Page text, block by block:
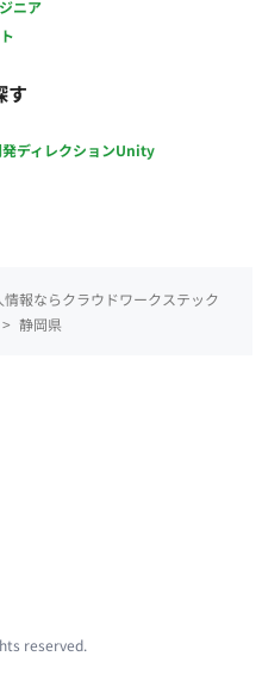
ニア
す
発ディレクションUnity
報ならクラウドワークステック
> 静岡県
reserved.